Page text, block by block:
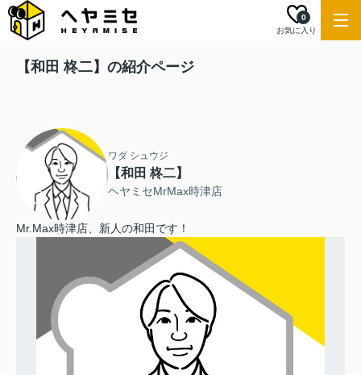
お気に入り
0
【和田 柊二】の紹介ページ
ワダ シュウジ
【和田 柊二】
ヘヤミセMrMax時津店
Mr.Max時津店、新人の和田です！